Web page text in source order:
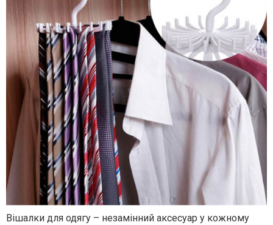
Вішалки для одягу – незамінний аксесуар у кожному